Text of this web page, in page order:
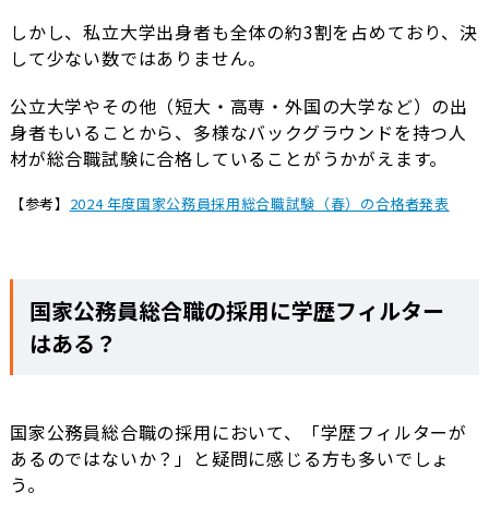
しかし、私立大学出身者も全体の約3割を占めており、決
して少ない数ではありません。
公立大学やその他（短大・高専・外国の大学など）の出
身者もいることから、多様なバックグラウンドを持つ人
材が総合職試験に合格していることがうかがえます。
【参考】 2024 年度国家公務員採用総合職試験（春）の合格者発表
国家公務員総合職の採用に学歴フィルター
はある？
国家公務員総合職の採用において、「学歴フィルターが
あるのではないか？」と疑問に感じる方も多いでしょ
う。